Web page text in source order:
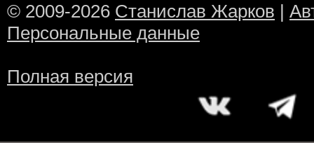
© 2009-2026 Станислав Жарков |
Персональные данные
Полная версия